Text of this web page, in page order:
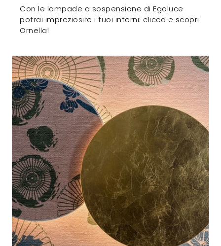
Con le lampade a sospensione di Egoluce
potrai impreziosire i tuoi interni: clicca e scopri
Ornella!